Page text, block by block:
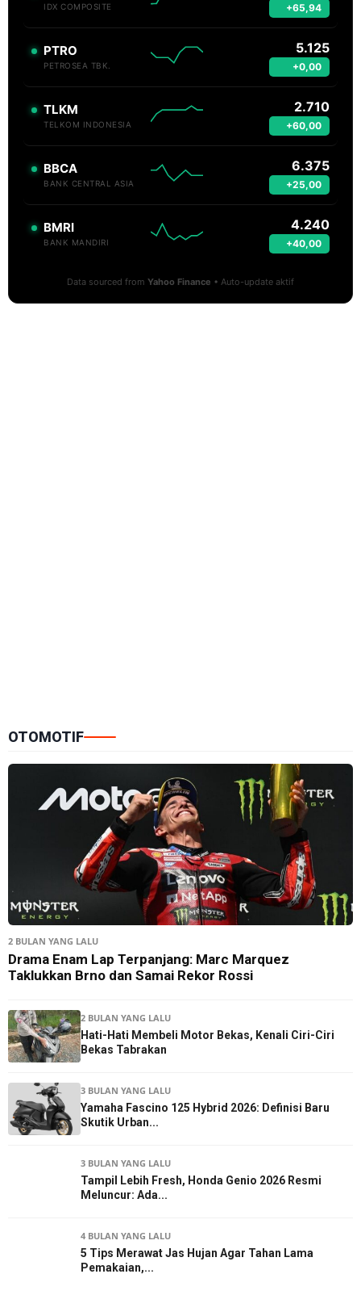
IDX COMPOSITE +65,94
PTRO
PETROSEA TBK.
5.125
+0,00
TLKM
TELKOM INDONESIA
2.710
+60,00
BBCA
BANK CENTRAL ASIA
6.375
+25,00
BMRI
BANK MANDIRI
4.240
+40,00
Data sourced from Yahoo Finance • Auto-update aktif
OTOMOTIF
2 BULAN YANG LALU
Drama Enam Lap Terpanjang: Marc Marquez
Taklukkan Brno dan Samai Rekor Rossi
2 BULAN YANG LALU
Hati-Hati Membeli Motor Bekas, Kenali Ciri-Ciri
Bekas Tabrakan
3 BULAN YANG LALU
Yamaha Fascino 125 Hybrid 2026: Definisi Baru
Skutik Urban...
3 BULAN YANG LALU
Tampil Lebih Fresh, Honda Genio 2026 Resmi
Meluncur: Ada...
4 BULAN YANG LALU
5 Tips Merawat Jas Hujan Agar Tahan Lama
Pemakaian,...